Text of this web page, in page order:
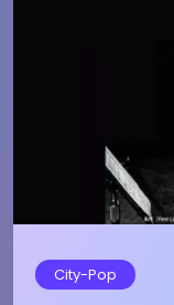
City-Pop